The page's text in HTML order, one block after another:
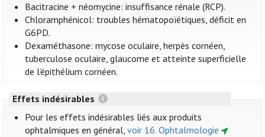
Bacitracine + néomycine: insuffisance rénale (RCP).
Chloramphénicol: troubles hématopoïétiques, déficit en
G6PD.
Dexaméthasone: mycose oculaire, herpès cornéen,
tuberculose oculaire, glaucome et atteinte superficielle
de l’épithélium cornéen.
Effets indésirables
Pour les effets indésirables liés aux produits
ophtalmiques en général,voir 16. Ophtalmologie